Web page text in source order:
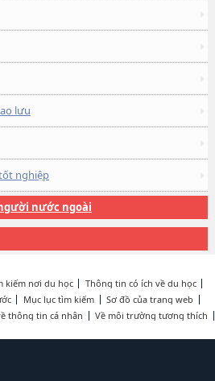
lưu
nghiệp
nước ngoài
kiếm nơi du học
Thông tin có ích về du học
Mục lục tìm kiếm
Sơ đồ của trang web
thông tin cá nhân Về môi trường tương thích